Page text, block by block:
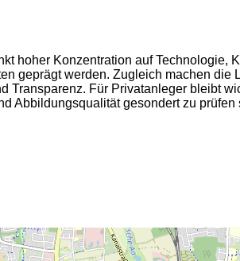
hoher Konzentration auf
geprägt werden. Zugleich machen
Für Privatanleger bleibt
Abbildungsqualität gesondert zu prüfen